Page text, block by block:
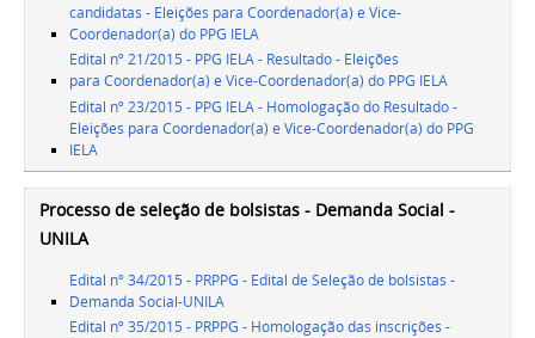
candidatas - Eleições para Coordenador(a) e Vice-
Coordenador(a) do PPG IELA
Edital nº 21/2015 - PPG IELA - Resultado - Eleições
para Coordenador(a) e Vice-Coordenador(a) do PPG IELA
Edital nº 23/2015 - PPG IELA - Homologação do Resultado -
Eleições para Coordenador(a) e Vice-Coordenador(a) do PPG
IELA
Processo de seleção de bolsistas - Demanda Social -
UNILA
Edital nº 34/2015 - PRPPG - Edital de Seleção de bolsistas -
Demanda Social-UNILA
Edital nº 35/2015 - PRPPG - Homologação das inscrições -